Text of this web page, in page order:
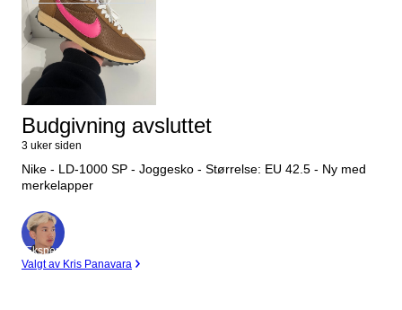
Budgivning avsluttet
3 uker siden
Nike - LD-1000 SP - Joggesko - Størrelse: EU 42.5 - Ny med
merkelapper
Ekspert
Valgt av Kris Panavara